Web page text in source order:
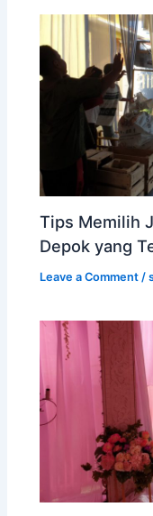
Tips Memilih
Depok yang
Leave a Comment /